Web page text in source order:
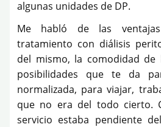
algunas unidades de DP.
Me habló de las
tratamiento con diálisis
del mismo, la comodidad de
posibilidades que te da
normalizada, para viajar,
que no era del todo cierto.
servicio estaba pendiente